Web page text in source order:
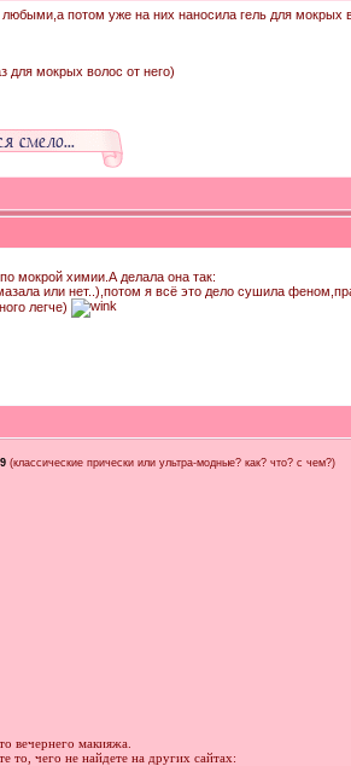
потом уже на них наносила гель для
для мокрых волос от него)
мокрой химии.А делала она так:
или нет..),потом я всё это дело сушила
легче)
(классические прически или ультра-модные? как? что? с чем?)
вечернего макияжа.
то, чего не найдете на других сайтах: